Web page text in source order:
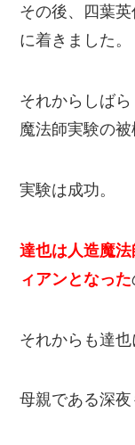
その後、四葉
に着きました。
それからしば
魔法師実験の被
実験は成功。
達也は人造魔
ィアンとなった
それからも達也
母親である深夜